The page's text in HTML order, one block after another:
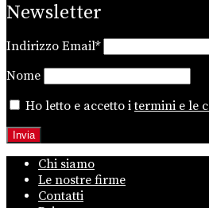
Newsletter
Indirizzo Email*
Nome
Ho letto e accetto itermini e le
Chi siamo
Le nostre firme
Contatti